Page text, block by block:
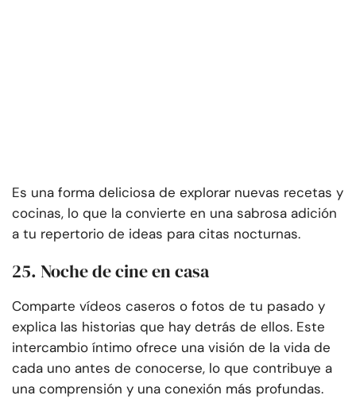
Es una forma deliciosa de explorar nuevas recetas y
cocinas, lo que la convierte en una sabrosa adición
a tu repertorio de ideas para citas nocturnas.
25. Noche de cine en casa
Comparte vídeos caseros o fotos de tu pasado y
explica las historias que hay detrás de ellos. Este
intercambio íntimo ofrece una visión de la vida de
cada uno antes de conocerse, lo que contribuye a
una comprensión y una conexión más profundas.